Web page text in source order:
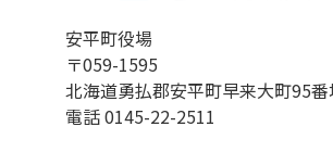
安平町役場
〒059-1595
北海道勇払郡安平町早来大町95
電話 0145-22-2511